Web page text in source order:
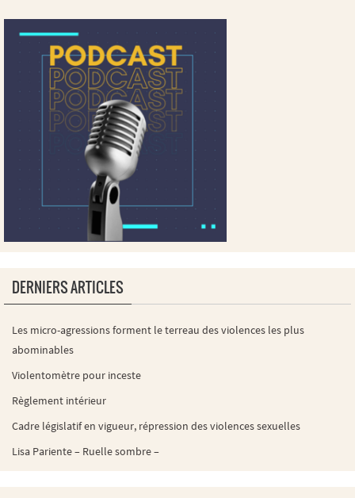
DERNIERS ARTICLES
Les micro-agressions forment le terreau des violences les plus
abominables
Violentomètre pour inceste
Règlement intérieur
Cadre législatif en vigueur, répression des violences sexuelles
Lisa Pariente – Ruelle sombre –